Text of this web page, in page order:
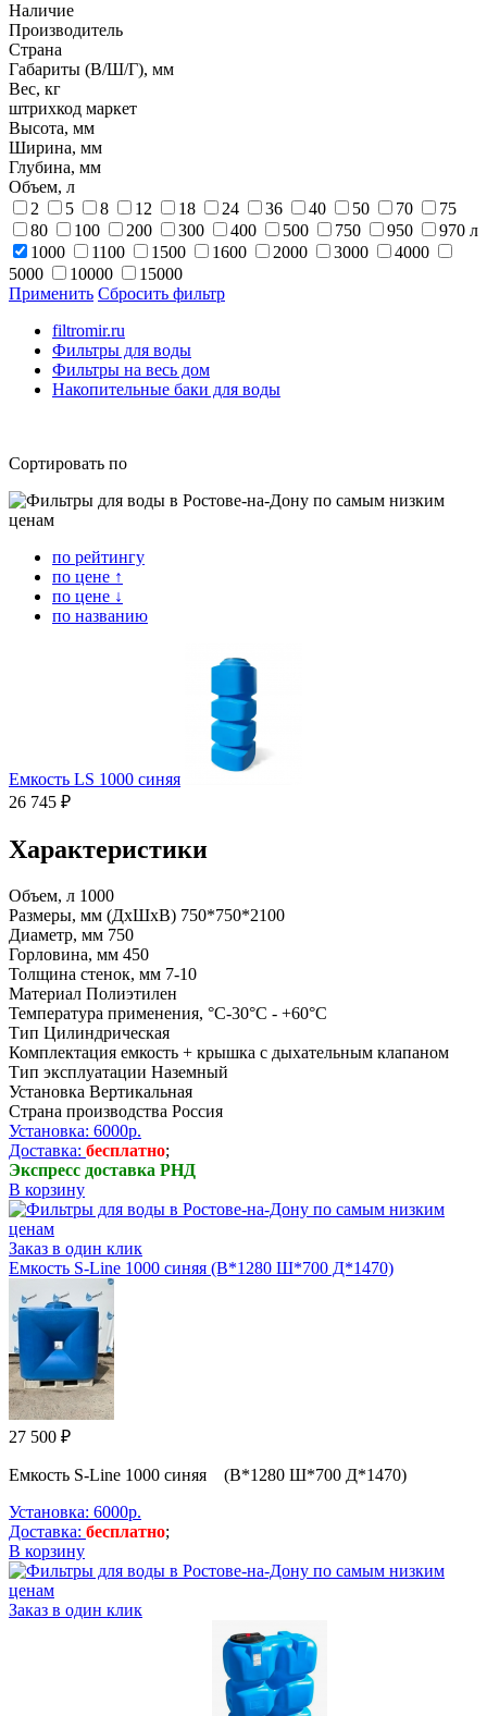
Наличие
Производитель
Страна
Габариты (В/Ш/Г), мм
Вес, кг
штрихкод маркет
Высота, мм
Ширина, мм
Глубина, мм
Объем, л
2
5 8 12 18 24 36 40 50 70
75
80
100 200 300 400 500 750 950
970 л
1000
1100 1500 1600 2000 3000
4000
5000
10000
15000
Применить Сбросить фильтр
filtromir.ru
Фильтры для воды
Фильтры на весь дом
Накопительные баки для воды
Сортировать по
по рейтингу
по цене ↑
по цене ↓
по названию
Емкость LS 1000 синяя
26 745 ₽
Характеристики
Объем, л 1000
Размеры, мм (ДхШхВ) 750*750*2100
Диаметр, мм 750
Горловина, мм 450
Толщина стенок, мм 7-10
Материал Полиэтилен
Температура применения, °C-30°C - +60°C
Тип Цилиндрическая
Комплектация емкость + крышка с дыхательным клапаном
Тип эксплуатации Наземный
Установка Вертикальная
Страна производства Россия
Установка: 6000р.
Доставка: бесплатно;
Экспресс доставка РНД
В корзину
Заказ в один клик
Емкость S-Line 1000 синяя (В*1280 Ш*700 Д*1470)
27 500 ₽
Емкость S-Line 1000 синяя (В*1280 Ш*700 Д*1470)
Установка: 6000р.
Доставка: бесплатно;
В корзину
Заказ в один клик